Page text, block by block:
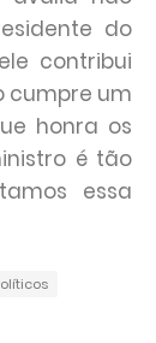
do
contribui
cumpre um
honra os
é tão
essa